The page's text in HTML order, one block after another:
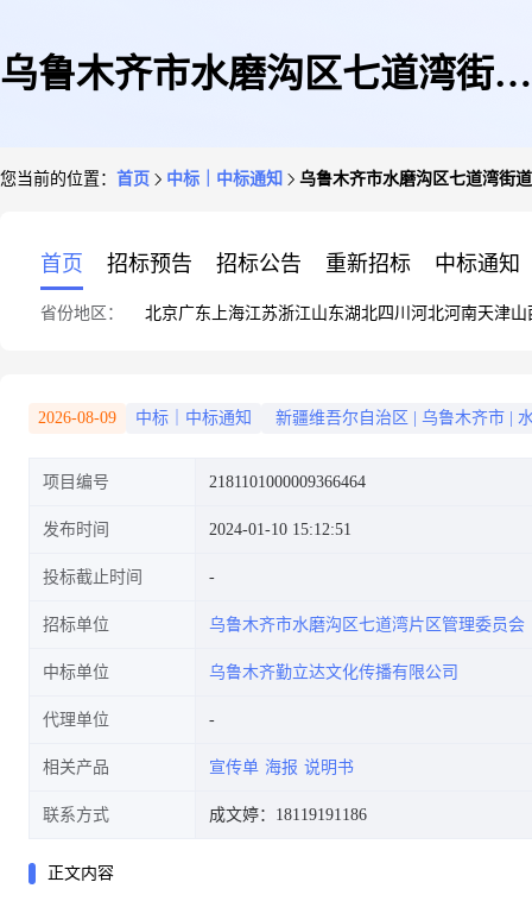
乌鲁木齐市水磨沟区七道湾街道
您当前的位置： 首页 中标｜中标通知 乌鲁木齐市水磨沟区七道湾街
首页 招标预告 招标公告 重新招标 中标通知
省份地区： 北京广东 上海江苏浙江山东湖北四川 河北河南天津山
2026-08-09 中标｜中标通知 新疆维吾尔自治区 乌鲁木齐市
项目编号 2181101000009366464
发布时间 2024-01-10 15:12:51
投标截止时间
招标单位 乌鲁木齐市水磨沟区七道湾片区管理委员会
中标单位 乌鲁木齐勤立达文化传播有限公司
代理单位
相关产品 宣传单 海报 说明书
联系方式 成文婷：18119191186
正文内容